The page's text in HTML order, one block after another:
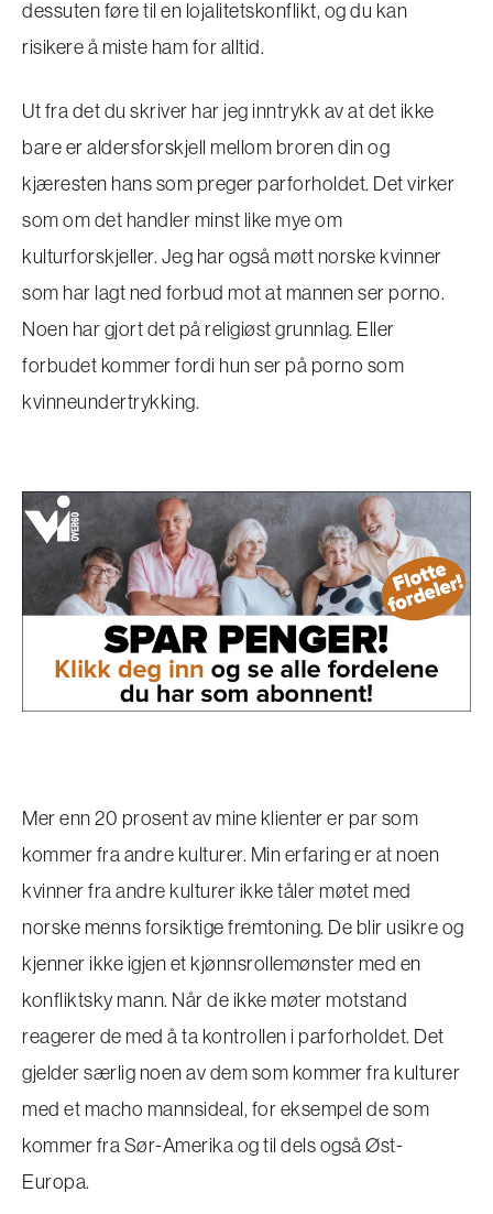
dessuten føre til en lojalitetskonflikt, og du kan
risikere å miste ham for alltid.
Ut fra det du skriver har jeg inntrykk av at det ikke
bare er aldersforskjell mellom broren din og
kjæresten hans som preger parforholdet. Det virker
som om det handler minst like mye om
kulturforskjeller. Jeg har også møtt norske kvinner
som har lagt ned forbud mot at mannen ser porno.
Noen har gjort det på religiøst grunnlag. Eller
forbudet kommer fordi hun ser på porno som
kvinneundertrykking.
Mer enn 20 prosent av mine klienter er par som
kommer fra andre kulturer. Min erfaring er at noen
kvinner fra andre kulturer ikke tåler møtet med
norske menns forsiktige fremtoning. De blir usikre og
kjenner ikke igjen et kjønnsrollemønster med en
konfliktsky mann. Når de ikke møter motstand
reagerer de med å ta kontrollen i parforholdet. Det
gjelder særlig noen av dem som kommer fra kulturer
med et macho mannsideal, for eksempel de som
kommer fra Sør-Amerika og til dels også Øst-
Europa.